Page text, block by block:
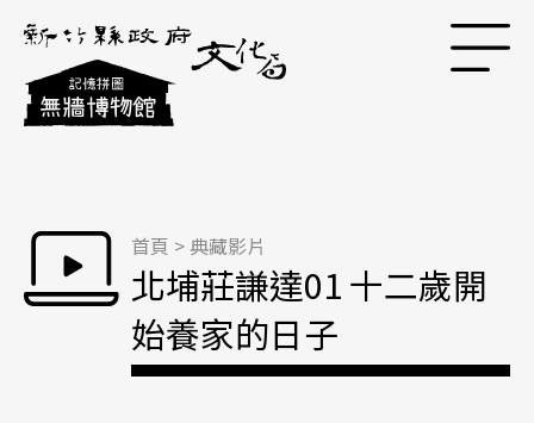
跳到主要內容區塊
首頁 > 典藏影片
北埔莊謙達01 十二歲開
始養家的日子